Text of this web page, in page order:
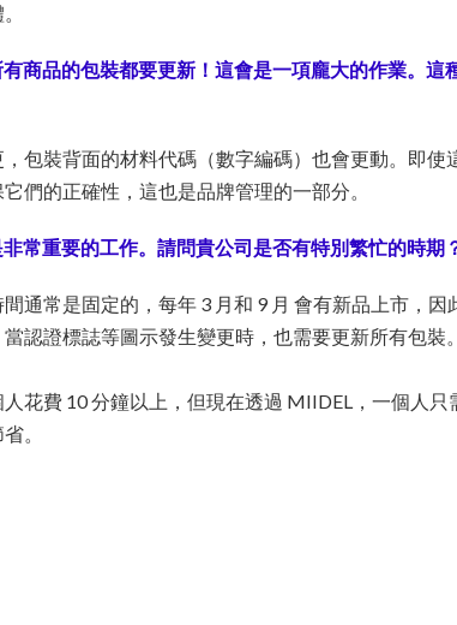
商品的包裝都要更新！這會是一項龐大的作業。這
包裝背面的材料代碼（數字編碼）也會更動。即使
們的正確性，這也是品牌管理的一部分。
常重要的工作。請問貴公司是否有特別繁忙的時期
通常是固定的，每年 3 月和 9 月 會有新品上市，因
認證標誌等圖示發生變更時，也需要更新所有包裝
花費 10 分鐘以上，但現在透過 MIIDEL，一個人只
。